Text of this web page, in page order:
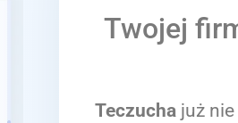
Twojej
Teczucha już